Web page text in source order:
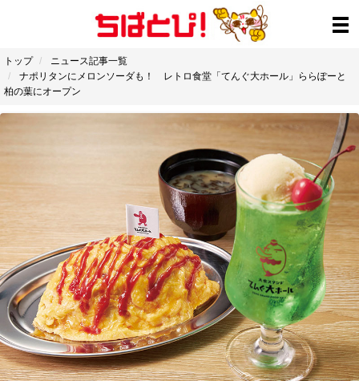
トップ
ニュース記事一覧
ナポリタンにメロンソーダも！ レトロ食堂「てんぐ大ホール」ららぽーと
柏の葉にオープン